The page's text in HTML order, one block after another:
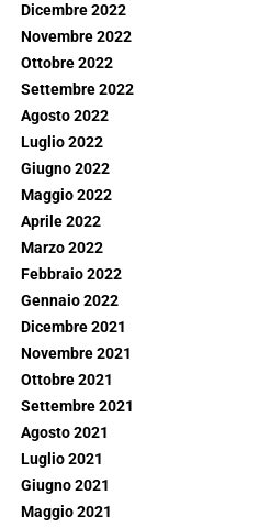
Dicembre 2022
Novembre 2022
Ottobre 2022
Settembre 2022
Agosto 2022
Luglio 2022
Giugno 2022
Maggio 2022
Aprile 2022
Marzo 2022
Febbraio 2022
Gennaio 2022
Dicembre 2021
Novembre 2021
Ottobre 2021
Settembre 2021
Agosto 2021
Luglio 2021
Giugno 2021
Maggio 2021